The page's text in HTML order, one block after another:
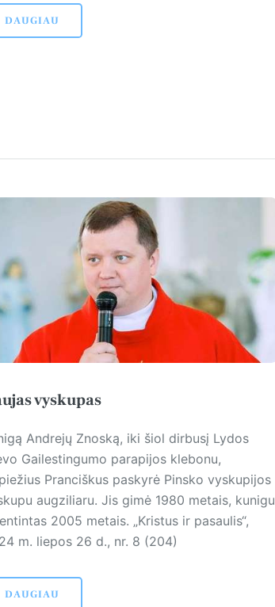
DAUGIAU
vyskupas
Andrejų Znoską, iki šiol dirbusį Lydos
Gailestingumo parapijos klebonu,
Pranciškus paskyrė Pinsko vys­kupijos
augziliaru. Jis gimė 1980 metais, kunigu
2005 metais. „Kristus ir pasaulis“,
m. liepos 26 d., nr. 8 (204)
DAUGIAU